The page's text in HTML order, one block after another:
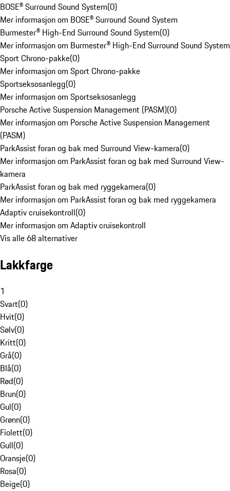
BOSE® Surround Sound System(0)
Mer informasjon om BOSE® Surround Sound System
Burmester® High-End Surround Sound System(0)
Mer informasjon om Burmester® High-End Surround Sound System
Sport Chrono-pakke(0)
Mer informasjon om Sport Chrono-pakke
Sportseksosanlegg(0)
Mer informasjon om Sportseksosanlegg
Porsche Active Suspension Management (PASM)(0)
Mer informasjon om Porsche Active Suspension Management
(PASM)
ParkAssist foran og bak med Surround View-kamera(0)
Mer informasjon om ParkAssist foran og bak med Surround View-
kamera
ParkAssist foran og bak med ryggekamera(0)
Mer informasjon om ParkAssist foran og bak med ryggekamera
Adaptiv cruisekontroll(0)
Mer informasjon om Adaptiv cruisekontroll
Vis alle 68 alternativer
Lakkfarge
1
Svart(0)
Hvit(0)
Sølv(0)
Kritt(0)
Grå(0)
Blå(0)
Rød(0)
Brun(0)
Gul(0)
Grønn(0)
Fiolett(0)
Gull(0)
Oransje(0)
Rosa(0)
Beige(0)